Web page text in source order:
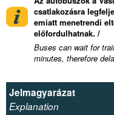
csatlakozásra
emiatt menetrendi
előfordulhatnak. /
Buses can wait for
minutes, therefore
Jelmagyarázat
Explanation